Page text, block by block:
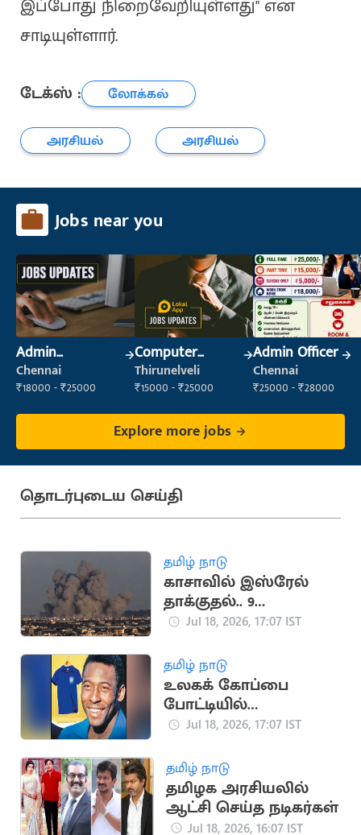
இப்போது நிறைவேறியுள்ளது" என
சாடியுள்ளார்.
டேக்ஸ் :
லோக்கல்
அரசியல்
அரசியல்
Jobs near you
Admin
Supervisor
Chennai
₹18000 - ₹25000
Computer
Operator
Thirunelveli
₹15000 - ₹25000
Admin Officer
Chennai
₹25000 - ₹28000
Explore more jobs
தொடர்புடைய செய்தி
தமிழ் நாடு
காசாவில் இஸ்ரேல்
தாக்குதல்.. 9
பாலஸ்தீனர்கள்
Jul 18, 2026, 17:07 IST
தமிழ் நாடு
உலகக் கோப்பை
போட்டியில்
பயன்படுத்திய பீலே
ஏலம்
Jul 18, 2026, 17:07 IST
தமிழ் நாடு
தமிழக அரசியலில்
ஆட்சி செய்த நடிகர்கள்
Jul 18, 2026, 16:07 IST